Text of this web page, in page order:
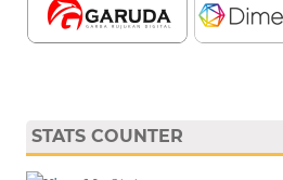
STATS COUNTER